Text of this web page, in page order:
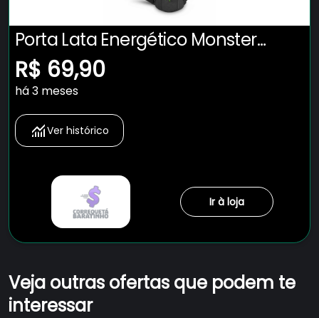
Porta Lata Energético Monster
473ml Caneca Tática
R$ 69,90
há 3 meses
Ver histórico
Ir à loja
Veja outras ofertas que podem te
interessar